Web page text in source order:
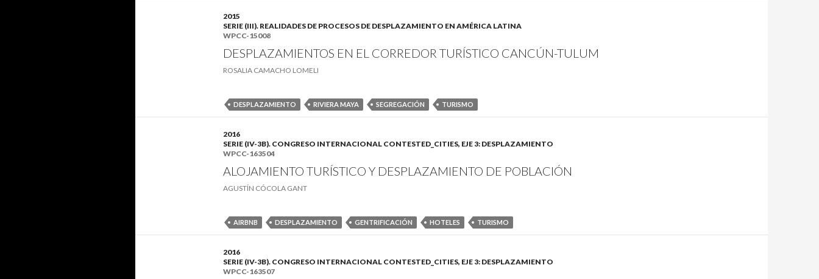
2015
SERIE (III). REALIDADES DE PROCESOS DE DESPLAZAMIENTO EN AMÉRICA LATINA
WPCC-15008
DESPLAZAMIENTOS EN EL CORREDOR TURÍSTICO CANCÚN-TULUM
ROSALIA CAMACHO LOMELI
DESPLAZAMIENTO RIVIERA MAYA SEGREGACIÓN TURISMO
2016
SERIE (IV-3B). CONGRESO INTERNACIONAL CONTESTED_CITIES, EJE 3: DESPLAZAMIENTO
WPCC-163504
ALOJAMIENTO TURÍSTICO Y DESPLAZAMIENTO DE POBLACIÓN
AGUSTÍN CÓCOLA GANT
AIRBNB DESPLAZAMIENTO GENTRIFICACIÓN HOTELES TURISMO
2016
SERIE (IV-3B). CONGRESO INTERNACIONAL CONTESTED_CITIES, EJE 3: DESPLAZAMIENTO
WPCC-163507